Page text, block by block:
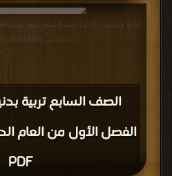
الصف السابع تربية
PDF
قراءة و تحميل كتاب الصف السابع تربية بدنية
الدراسي 2019-2020 PDF مجانا